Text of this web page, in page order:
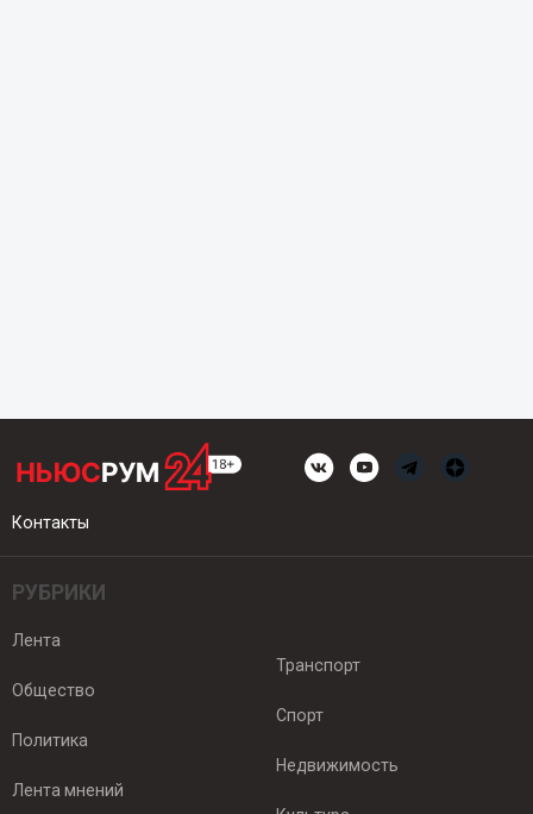
Контакты
РУБРИКИ
Лента
Общество
Политика
Лента мнений
Транспорт
Спорт
Недвижимость